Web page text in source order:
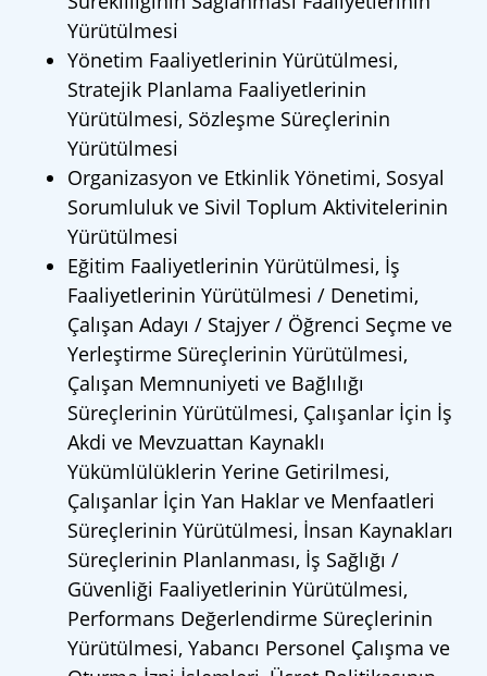
Yürütülmesi
Yönetim Faaliyetlerinin Yürütülmesi,
Stratejik Planlama Faaliyetlerinin
Yürütülmesi, Sözleşme Süreçlerinin
Yürütülmesi
Organizasyon ve Etkinlik Yönetimi, Sosyal
Sorumluluk ve Sivil Toplum Aktivitelerinin
Yürütülmesi
Eğitim Faaliyetlerinin Yürütülmesi, İş
Faaliyetlerinin Yürütülmesi / Denetimi,
Çalışan Adayı / Stajyer / Öğrenci Seçme ve
Yerleştirme Süreçlerinin Yürütülmesi,
Çalışan Memnuniyeti ve Bağlılığı
Süreçlerinin Yürütülmesi, Çalışanlar İçin İş
Akdi ve Mevzuattan Kaynaklı
Yükümlülüklerin Yerine Getirilmesi,
Çalışanlar İçin Yan Haklar ve Menfaatleri
Süreçlerinin Yürütülmesi, İnsan Kaynakları
Süreçlerinin Planlanması, İş Sağlığı /
Güvenliği Faaliyetlerinin Yürütülmesi,
Performans Değerlendirme Süreçlerinin
Yürütülmesi, Yabancı Personel Çalışma ve